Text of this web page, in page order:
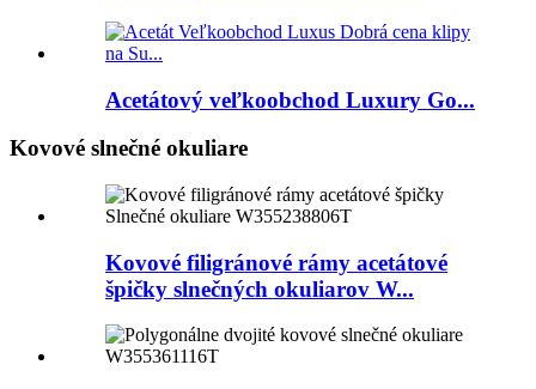
Acetátový veľkoobchod Luxury Go...
Kovové slnečné okuliare
Kovové filigránové rámy acetátové
špičky slnečných okuliarov W...